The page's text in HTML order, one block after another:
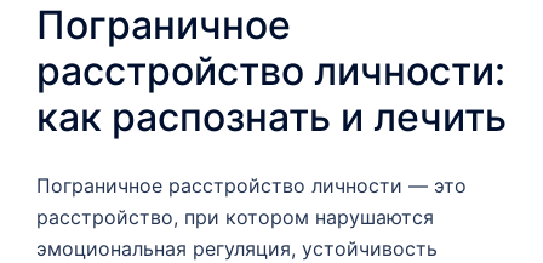
Пограничное
расстройство личности:
как распознать и лечить
Пограничное расстройство личности — это
расстройство, при котором нарушаются
эмоциональная регуляция, устойчивость